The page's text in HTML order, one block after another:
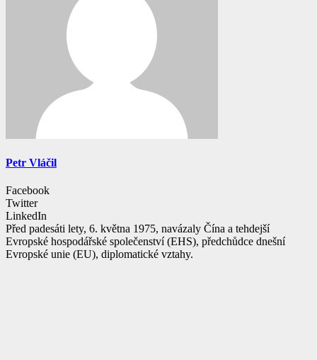
Petr Vláčil
Facebook
Twitter
LinkedIn
Před padesáti lety, 6. května 1975, navázaly Čína a tehdejší
Evropské hospodářské společenství (EHS), předchůdce dnešní
Evropské unie (EU), diplomatické vztahy.